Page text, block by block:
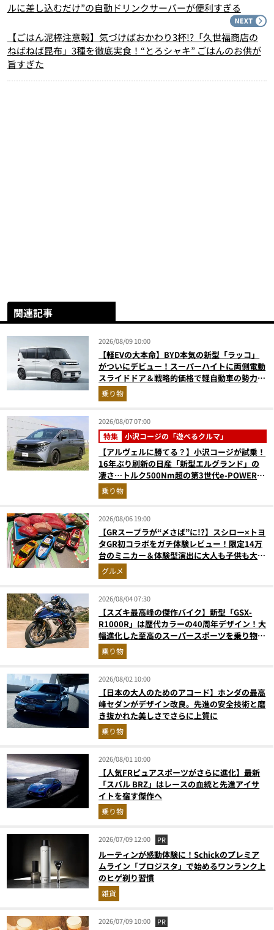
ルに差し込むだけ”の自動ドリンクサーバーが便利すぎる
【ごはん泥棒注意報】気づけばおかわり3杯!?「久世福商店の
ねばねば昆布」3種を徹底実食！“とろシャキ” ごはんのお供が
旨すぎた
関連記事
2026/08/09 10:00
【軽EVの大本命】BYD本気の新型「ラッコ」
がついにデビュー！スーパーハイトに両側電動
スライドドア＆戦略的価格で軽自動車の勢力図
はどうなる？
乗り物
2026/08/07 07:00
特集 小沢コージの「遊べるクルマ」
【アルヴェルに勝てる？】小沢コージが試乗！
16年ぶり刷新の日産「新型エルグランド」の
凄さ…トルク500Nm超の第3世代e-POWER＆
和の格調高きデザインを徹底チェック
乗り物
2026/08/06 19:00
【GRスープラが“〆さば”に!?】スシロー×トヨ
タGR初コラボをガチ体験レビュー！限定14万
台のミニカー＆体験型演出に大人も子供も大興
奮間違いなし
グルメ
2026/08/04 07:30
【スズキ最高峰の傑作バイク】新型「GSX-
R1000R」は歴代カラーの40周年デザイン！大
幅進化した至高のスーパースポーツを乗り物ラ
イターが解説
乗り物
2026/08/02 10:00
【日本の大人のためのアコード】ホンダの最高
峰セダンがデザイン改良。先進の安全技術と磨
き抜かれた美しさでさらに上質に
乗り物
2026/08/01 10:00
【人気FRピュアスポーツがさらに進化】最新
「スバル BRZ」はレースの血統と先進アイサ
イトを宿す傑作へ
乗り物
2026/07/09 12:00 PR
ルーティンが感動体験に！Schickのプレミア
ムライン「プロジスタ」で始めるワンランク上
のヒゲ剃り習慣
雑貨
2026/07/09 10:00 PR